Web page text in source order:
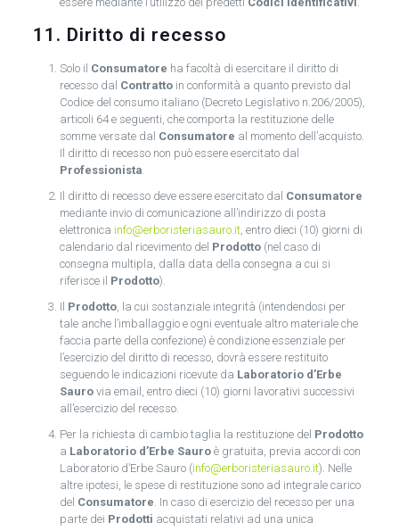
11. Diritto di recesso
Solo il Consumatore ha facoltà di esercitare il diritto di
recesso dal Contrattoin conformità a quanto previsto dal
Codice del consumo italiano (Decreto Legislativo n.206/2005),
articoli 64 e seguenti, che comporta la restituzione delle
somme versate dal Consumatore al momento dell’acquisto.
Il diritto di recesso non può essere esercitato dal
Professionista.
Il diritto di recesso deve essere esercitato dal Consumatore
mediante invio di comunicazione all’indirizzo di posta
elettronica info@erboristeriasauro.it, entro dieci (10) giorni di
calendario dal ricevimento del Prodotto(nel caso di
consegna multipla, dalla data della consegna a cui si
riferisce il Prodotto).
Il Prodotto, la cui sostanziale integrità (intendendosi per
tale anche l’imballaggio e ogni eventuale altro materiale che
faccia parte della confezione) è condizione essenziale per
l’esercizio del diritto di recesso, dovrà essere restituito
seguendo le indicazioni ricevute da Laboratorio d’Erbe
Saurovia email, entro dieci (10) giorni lavorativi successivi
all’esercizio del recesso.
Per la richiesta di cambio taglia la restituzione del Prodotto
a Laboratorio d’Erbe Sauroè gratuita, previa accordi con
Laboratorio d’Erbe Sauro (info@erboristeriasauro.it). Nelle
altre ipotesi, le spese di restituzione sono ad integrale carico
del Consumatore. In caso di esercizio del recesso per una
parte dei Prodotti acquistati relativi ad una unica